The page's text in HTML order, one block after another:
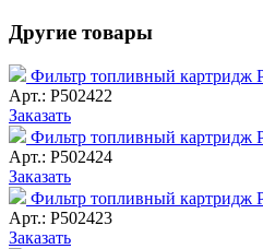
Другие товары
Фильтр топливный картридж
Арт.: P502422
Заказать
Фильтр топливный картридж
Арт.: P502424
Заказать
Фильтр топливный картридж
Арт.: P502423
Заказать